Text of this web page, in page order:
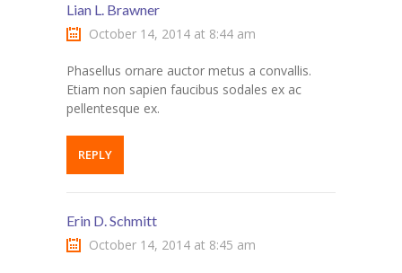
Lian L. Brawner
October 14, 2014 at 8:44 am
Phasellus ornare auctor metus a convallis.
Etiam non sapien faucibus sodales ex ac
pellentesque ex.
REPLY
Erin D. Schmitt
October 14, 2014 at 8:45 am